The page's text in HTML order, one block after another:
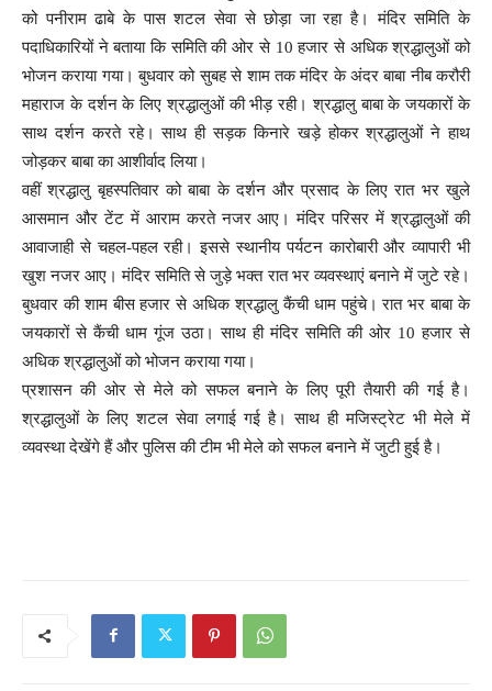
को पनीराम ढाबे के पास शटल सेवा से छोड़ा जा रहा है। मंदिर समिति के
पदाधिकारियों ने बताया कि समिति की ओर से 10 हजार से अधिक श्रद्धालुओं को
भोजन कराया गया। बुधवार को सुबह से शाम तक मंदिर के अंदर बाबा नीब करौरी
महाराज के दर्शन के लिए श्रद्धालुओं की भीड़ रही। श्रद्धालु बाबा के जयकारों के
साथ दर्शन करते रहे। साथ ही सड़क किनारे खड़े होकर श्रद्धालुओं ने हाथ
जोड़कर बाबा का आशीर्वाद लिया।
वहीं श्रद्धालु बृहस्पतिवार को बाबा के दर्शन और प्रसाद के लिए रात भर खुले
आसमान और टेंट में आराम करते नजर आए। मंदिर परिसर में श्रद्धालुओं की
आवाजाही से चहल-पहल रही। इससे स्थानीय पर्यटन कारोबारी और व्यापारी भी
खुश नजर आए। मंदिर समिति से जुड़े भक्त रात भर व्यवस्थाएं बनाने में जुटे रहे।
बुधवार की शाम बीस हजार से अधिक श्रद्धालु कैंची धाम पहुंचे। रात भर बाबा के
जयकारों से कैंची धाम गूंज उठा। साथ ही मंदिर समिति की ओर 10 हजार से
अधिक श्रद्धालुओं को भोजन कराया गया।
प्रशासन की ओर से मेले को सफल बनाने के लिए पूरी तैयारी की गई है।
श्रद्धालुओं के लिए शटल सेवा लगाई गई है। साथ ही मजिस्ट्रेट भी मेले में
व्यवस्था देखेंगे हैं और पुलिस की टीम भी मेले को सफल बनाने में जुटी हुई है।